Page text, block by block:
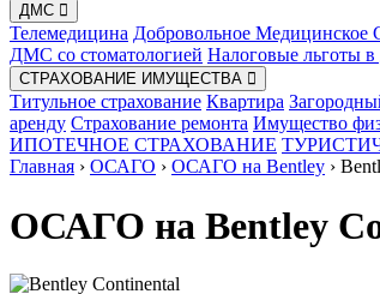
ДМС
Телемедицина Добровольное Медицинское
ДМС со стоматологией Налоговые льготы
СТРАХОВАНИЕ ИМУЩЕСТВА
Титульное страхование Квартира
аренду Страхование ремонта Имущество
ИПОТЕЧНОЕ СТРАХОВАНИЕ
Главная › ОСАГО › ОСАГО на Bentley ›
ОСАГО на Bentley